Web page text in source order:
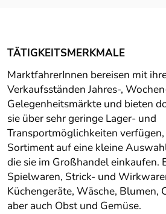
TÄTIGKEITSMERKMALE
MarktfahrerInnen bereisen mit
Verkaufsständen Jahres-,
Gelegenheitsmärkte und bieten
sie über sehr geringe Lager- und
Transportmöglichkeiten
Sortiment auf eine kleine
die sie im Großhandel einkaufen.
Spielwaren, Strick- und
Küchengeräte, Wäsche, Blumen,
aber auch Obst und Gemüse.